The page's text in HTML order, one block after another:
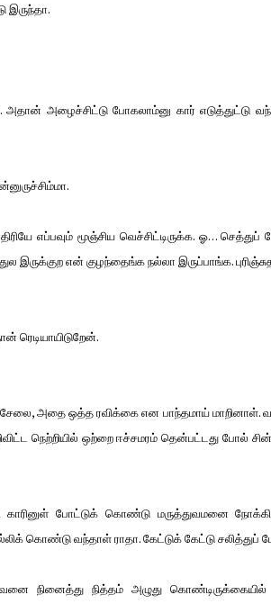
இருந்தா.
அழைச்சிட்டு போகலாம்னு கார் எடுத்துட்டு
எப்பவும் மூஞ்சிய வெச்சிட்டிருக்க. ஓ…
என் குழந்தைங்க நல்லா இருப்பாங்க. புரிஞ்சுதா.
ரெடியாயிடுறேன்.
அதை ஒத்த ரவிக்கை என பாந்தமாய் மாறினாள்.
நெற்றியில் ஒற்றை ஈச்சமரம் தென்பட்டது போல்
காரினுள் போட்டுக் கொண்டு மருத்துவமனை
கொண்டு வந்தாள் ராதா. கேட்டுக் கேட்டு
நினைத்து நித்தம் அழுது கொண்டிருக்கையில்